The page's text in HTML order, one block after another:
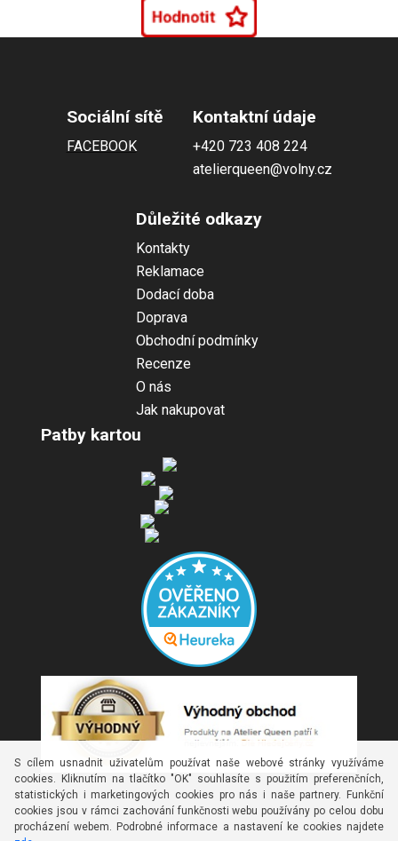
S cílem usnadnit uživatelům používat naše webové stránky využíváme
cookies. Kliknutím na tlačítko "OK" souhlasíte s použitím preferenčních,
statistických i marketingových cookies pro nás i naše partnery. Funkční
cookies jsou v rámci zachování funkčnosti webu používány po celou dobu
procházení webem. Podrobné informace a nastavení ke cookies najdete
Sociální sítě
FACEBOOK
Kontaktní údaje
+420 723 408 224
atelierqueen@volny.cz
Důležité odkazy
Kontakty
Reklamace
Dodací doba
Doprava
Obchodní podmínky
Recenze
O nás
Jak nakupovat
Patby kartou